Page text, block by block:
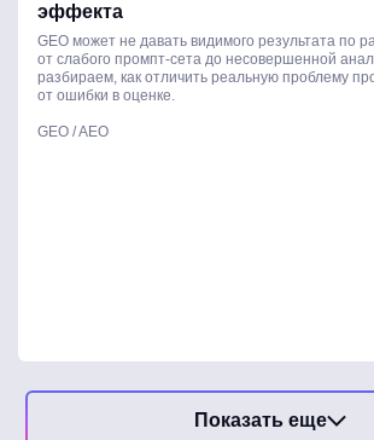
эффекта
GEO может не давать видимого результата по
от слабого промпт-сета до несовершенной
разбираем, как отличить реальную проблему
от ошибки в оценке.
GEO / AEO
Показать еще